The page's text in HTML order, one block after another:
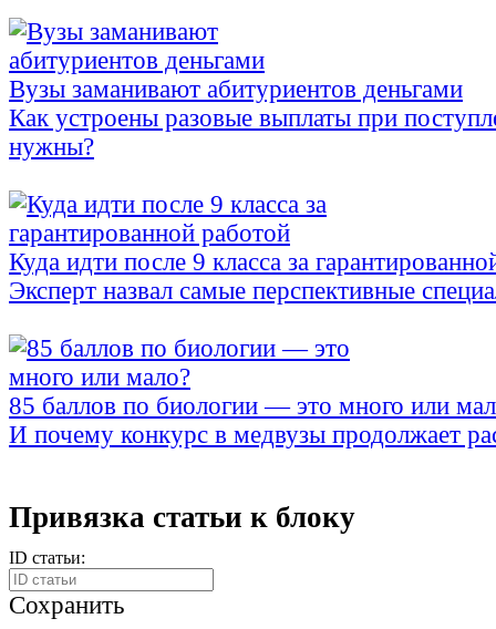
Вузы заманивают абитуриентов деньгами
Как устроены разовые выплаты при
нужны?
Куда идти после 9 класса за
Эксперт назвал самые перспективные
85 баллов по биологии — это много или
И почему конкурс в медвузы продолжает
Привязка статьи к блоку
ID статьи:
Сохранить